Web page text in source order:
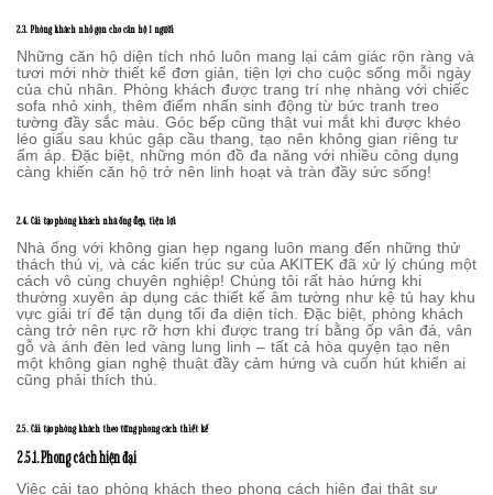
2.3. Phòng khách nhỏ gọn cho căn hộ 1 người
Những căn hộ diện tích nhỏ luôn mang lại cảm giác rộn ràng và
tươi mới nhờ thiết kế đơn giản, tiện lợi cho cuộc sống mỗi ngày
của chủ nhân. Phòng khách được trang trí nhẹ nhàng với chiếc
sofa nhỏ xinh, thêm điểm nhấn sinh động từ bức tranh treo
tường đầy sắc màu. Góc bếp cũng thật vui mắt khi được khéo
léo giấu sau khúc gập cầu thang, tạo nên không gian riêng tư
ấm áp. Đặc biệt, những món đồ đa năng với nhiều công dụng
càng khiến căn hộ trở nên linh hoạt và tràn đầy sức sống!
2.4. Cải tạo phòng khách nhà ống đẹp, tiện lợi
Nhà ống với không gian hẹp ngang luôn mang đến những thử
thách thú vị, và các kiến trúc sư của AKITEK đã xử lý chúng một
cách vô cùng chuyên nghiệp! Chúng tôi rất hào hứng khi
thường xuyên áp dụng các thiết kế âm tường như kệ tủ hay khu
vực giải trí để tận dụng tối đa diện tích. Đặc biệt, phòng khách
càng trở nên rực rỡ hơn khi được trang trí bằng ốp vân đá, vân
gỗ và ánh đèn led vàng lung linh – tất cả hòa quyện tạo nên
một không gian nghệ thuật đầy cảm hứng và cuốn hút khiến ai
cũng phải thích thú.
2.5. Cải tạo phòng khách theo từng phong cách thiết kế
2.5.1. Phong cách hiện đại
Việc cải tạo phòng khách theo phong cách hiện đại thật sự